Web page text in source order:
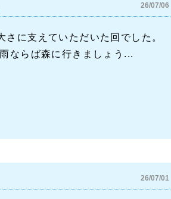
26/07/06
に支えていただいた回でした。
ならば森に行きましょう...
26/07/01